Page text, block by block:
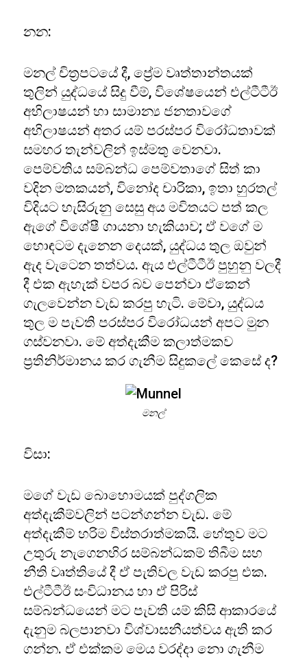
නන:
මනල් චිත්‍රපටයේ දී, ප්‍රේම වෘත්තාන්තයක්
තුලින් යුද්ධයේ සිදු වීම්, විශේෂයෙන් එල්ටීටීඊ
අභිලාෂයන් හා සාමාන්‍ය ජනතාවගේ
අභිලාෂයන් අතර යම් පරස්පර විරෝධතාවක්
සමහර තැන්වලින් ඉස්මතු වෙනවා.
පෙම්වතිය සම්බන්ධ පෙම්වතාගේ සිත් කා
වදින මතකයන්, විනෝද චාරිකා, ඉතා හුරතල්
විදියට හැසිරුනු සෙසු අය මවිතයට පත් කල
ඇගේ විශේෂී ගායනා හැකියාව; ඒ වගේ ම
හොඳටම දැනෙන දෙයක්, යුද්ධය තුල ඔවුන්
ඇද වැටෙන තත්වය. ඇය එල්ටීටීඊ පුහුනු වලදී
දී එක ඇහැක් වපර බව පෙන්වා ඒකෙන්
ගැලවෙන්න වැඩ කරපු හැටි. මේවා, යුද්ධය
තුල ම පැවති පරස්පර විරෝධයන් අපට මුන
ගස්වනවා. මේ අත්දැකීම කලාත්මකව
ප්‍රතිනිර්මානය කර ගැනීම සිදුකලේ කෙසේ ද?
මනල්
විසා:
මගේ වැඩ බොහොමයක් පුද්ගලික
අත්දැකීම්වලින් පටන්ගන්න වැඩ. මේ
අත්දැකීම් හරිම විස්තරාත්මකයි. හේතුව මට
උතුරු නැගෙනහිර සම්බන්ධකම් තිබීම සහ
නීති වෘත්තියේ දී ඒ පැතිවල වැඩ කරපු එක.
එල්ටීටීඊ සංවිධානය හා ඒ පිරිස්
සම්බන්ධයෙන් මට පැවති යම් කිසි ආකාරයේ
දැනුම බලපානවා විශ්වාසනීයත්වය ඇති කර
ගන්න. ඒ එක්කම මෙය වරද්දා නො ගැනීම